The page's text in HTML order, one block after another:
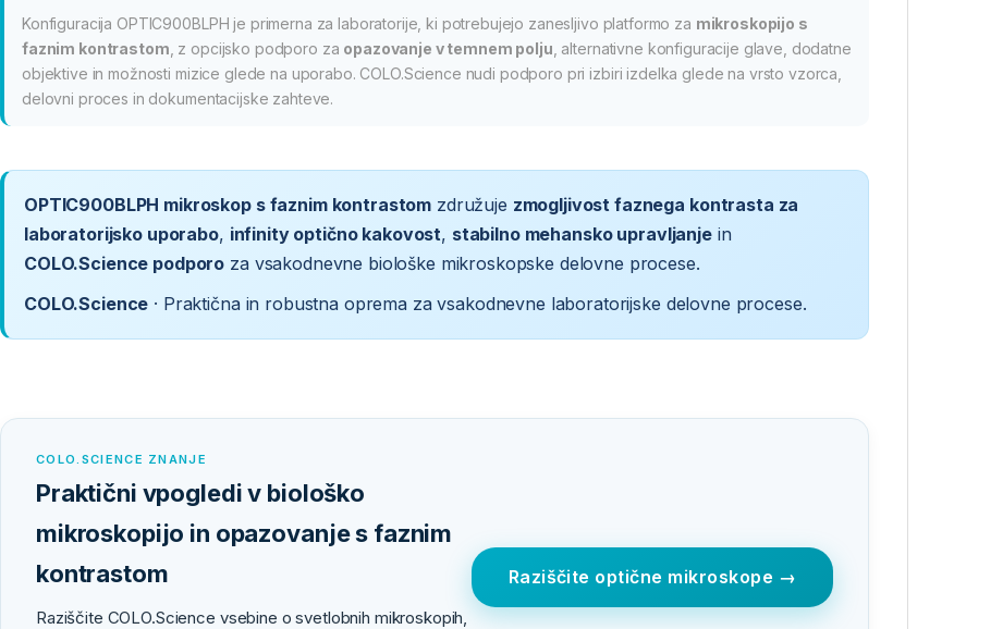
Konfiguracija OPTIC900BLPH je primerna za laboratorije, ki potrebujejo zanesljivo platformo za mikroskopijo s
faznim kontrastom , z opcijsko podporo za opazovanje v temnem polju , alternativne konfiguracije glave, dodatne
objektive in možnosti mizice glede na uporabo. COLO.Science nudi podporo pri izbiri izdelka glede na vrsto vzorca,
delovni proces in dokumentacijske zahteve.
OPTIC900BLPH mikroskop s faznim kontrastom združuje zmogljivost faznega kontrasta za
laboratorijsko uporabo, infinity optično kakovost, stabilno mehansko upravljanjein
COLO.Science podporo za vsakodnevne biološke mikroskopske delovne procese.
COLO.Science · Praktična in robustna oprema za vsakodnevne laboratorijske delovne procese.
COLO.SCIENCE ZNANJE
Praktični vpogledi v biološko
mikroskopijo in opazovanje s faznim
kontrastom
Raziščite COLO.Science vsebine o svetlobnih mikroskopih,
Raziščite optične mikroskope →